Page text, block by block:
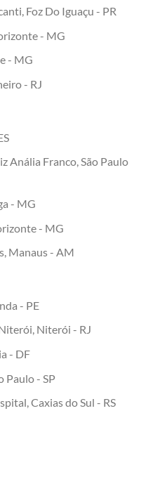
Foz Do Iguaçu - PR
- MG
- MG
- RJ
Anália Franco, São Paulo
- MG
- MG
Manaus - AM
- PE
Niterói - RJ
- DF
Paulo - SP
Caxias do Sul - RS